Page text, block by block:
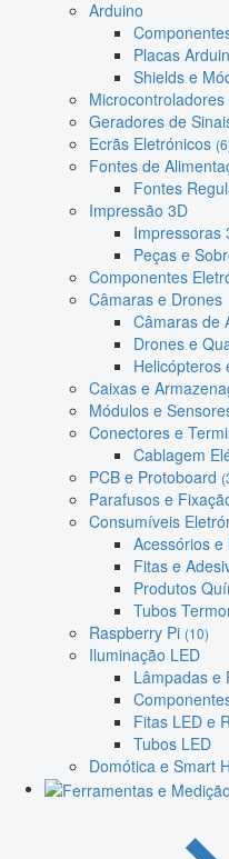
Arduino
Placas
Shields e
Geradores de
Ecrãs Eletrónicos
Fontes de
Fontes
Impressão 3D
Impressoras
Peças e
Componentes
Câmaras e Drones
Câmaras de
Drones e
Helicópteros
Caixas e
Módulos e
Conectores e
Cablagem
PCB e Protoboard
Parafusos e
Consumíveis
Acessórios
Fitas e
Produtos
Tubos
Raspberry Pi (10)
Iluminação LED
Lâmpadas e
Fitas LED e
Tubos LED
Domótica e Smart